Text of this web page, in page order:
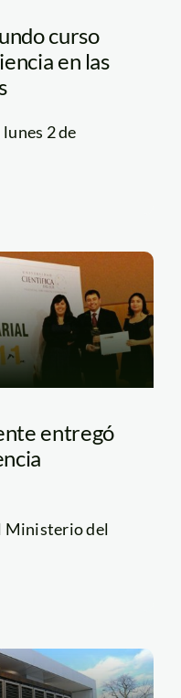
curso
en las
2 de
entregó
Ministerio del